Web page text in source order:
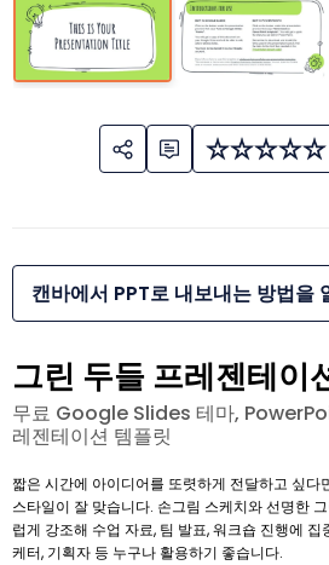
캔바에서 PPT로 내보내는 방법을
그린 두들 프레젠테이
무료 Google Slides 테마,
레젠테이션 템플릿
짧은 시간에 아이디어를 또렷하게 전달하고 싶다
스타일이 잘 맞습니다. 손그림 스케치와 선명한
럽게 강조해 수업 자료, 팀 발표, 워크숍 진행에 집
케터, 기획자 등 누구나 활용하기 좋습니다.